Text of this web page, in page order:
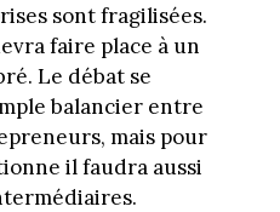
sont fragilisées.
faire place à un
Le débat se
balancier entre
mais pour
il faudra aussi